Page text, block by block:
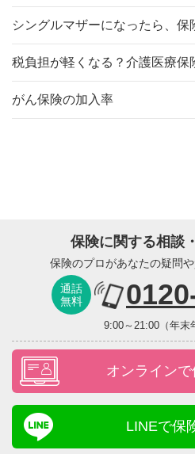
シングルマザーになったら、保
税負担が軽くなる？介護医療保
がん保険の加入率
保険に関する相談
保険のプロがあなたの疑問
通話
無料
9:00～21:00（年末
オンライン
LINEで保